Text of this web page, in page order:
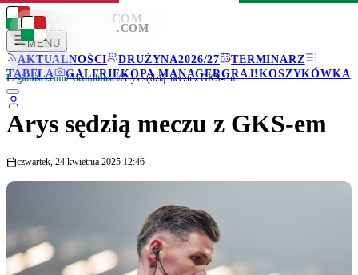
LEGIONISCI .COM
MENU
AKTUALNOŚCI
DRUŻYNA2026/27
TERMINARZ
TABELA
GALERIEKOPA MANAGERGRAJ!KOSZYKÓWKA
LEGIONISCI .COM
Legionisci.com/Aktualności/Arys sędzią meczu z GKS-em
Arys sędzią meczu z GKS-em
czwartek, 24 kwietnia 2025 12:46